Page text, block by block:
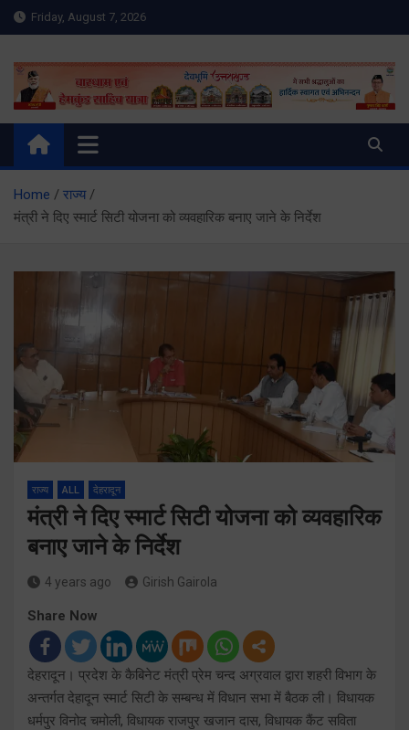
Skip
to
Friday, August 7, 2026
Meru Raibar | Uttarakhand
News | Uttarkashi News
meruraibar.com
Home
राज्य
मंत्री ने दिए स्मार्ट सिटी योजना को व्यवहारिक बनाए जाने के निर्देश
राज्य ALL देहरादून
मंत्री ने दिए स्मार्ट सिटी योजना को व्यवहारिक
बनाए जाने के निर्देश
4 years ago Girish Gairola
Share Now
देहरादून। प्रदेश के कैबिनेट मंत्री प्रेम चन्द अग्रवाल द्वारा शहरी विभाग के
अन्तर्गत देहादून स्मार्ट सिटी के सम्बन्ध में विधान सभा में बैठक ली। विधायक
धर्मपुर विनोद चमोली, विधायक राजपुर खजान दास, विधायक कैंट सविता